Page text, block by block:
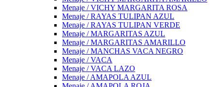
Menaje / VICHY MARGARITA ROSA
Menaje / RAYAS TULIPAN AZUL
Menaje / RAYAS TULIPAN VERDE
Menaje / MARGARITAS AZUL
Menaje / MARGARITAS AMARILLO
Menaje / MANCHAS VACA NEGRO
Menaje / VACA
Menaje / VACA LAZO
Menaje / AMAPOLA AZUL